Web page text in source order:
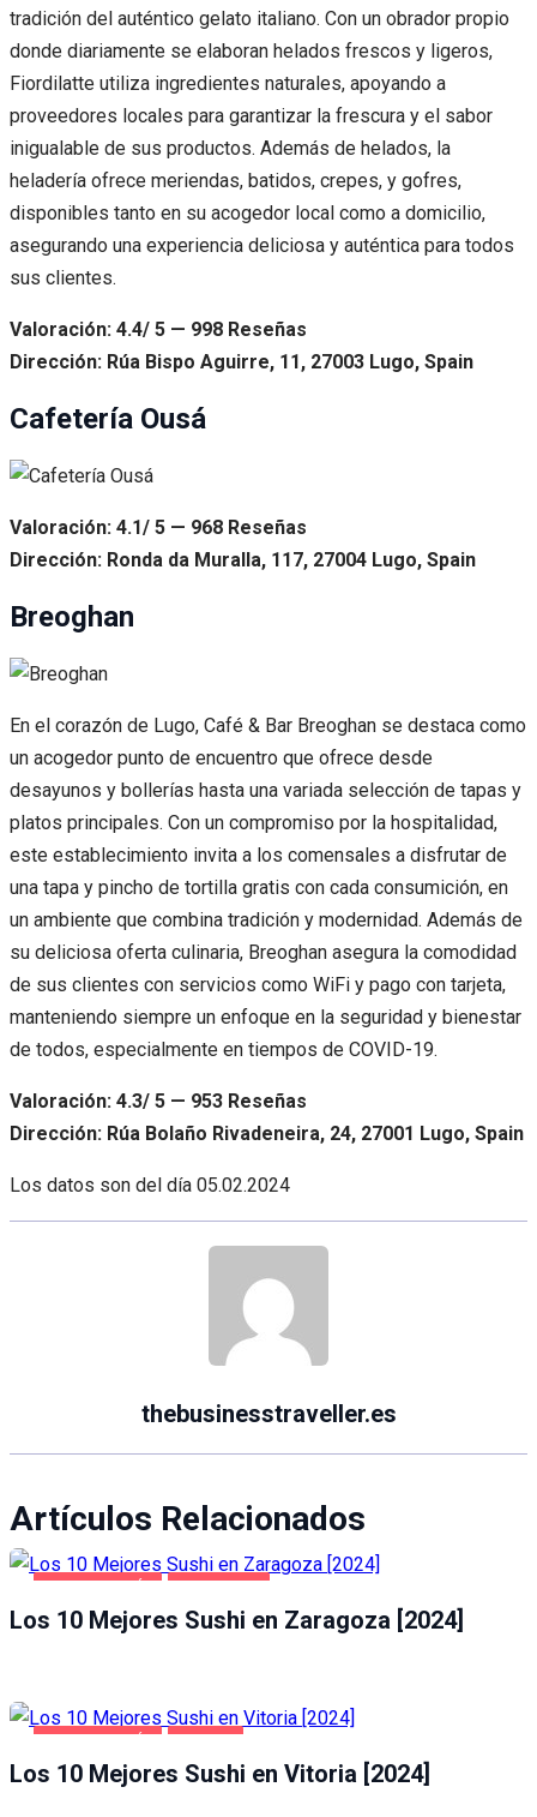
tradición del auténtico gelato italiano. Con un obrador propio
donde diariamente se elaboran helados frescos y ligeros,
Fiordilatte utiliza ingredientes naturales, apoyando a
proveedores locales para garantizar la frescura y el sabor
inigualable de sus productos. Además de helados, la
heladería ofrece meriendas, batidos, crepes, y gofres,
disponibles tanto en su acogedor local como a domicilio,
asegurando una experiencia deliciosa y auténtica para todos
sus clientes.
Valoración: 4.4/ 5 — 998 Reseñas
Dirección: Rúa Bispo Aguirre, 11, 27003 Lugo, Spain
Cafetería Ousá
Valoración: 4.1/ 5 — 968 Reseñas
Dirección: Ronda da Muralla, 117, 27004 Lugo, Spain
Breoghan
En el corazón de Lugo, Café & Bar Breoghan se destaca como
un acogedor punto de encuentro que ofrece desde
desayunos y bollerías hasta una variada selección de tapas y
platos principales. Con un compromiso por la hospitalidad,
este establecimiento invita a los comensales a disfrutar de
una tapa y pincho de tortilla gratis con cada consumición, en
un ambiente que combina tradición y modernidad. Además de
su deliciosa oferta culinaria, Breoghan asegura la comodidad
de sus clientes con servicios como WiFi y pago con tarjeta,
manteniendo siempre un enfoque en la seguridad y bienestar
de todos, especialmente en tiempos de COVID-19.
Valoración: 4.3/ 5 — 953 Reseñas
Dirección: Rúa Bolaño Rivadeneira, 24, 27001 Lugo, Spain
Los datos son del día 05.02.2024
thebusinesstraveller.es
Artículos Relacionados
Los 10 Mejores Sushi en Zaragoza [2024]
Los 10 Mejores Sushi en Vitoria [2024]